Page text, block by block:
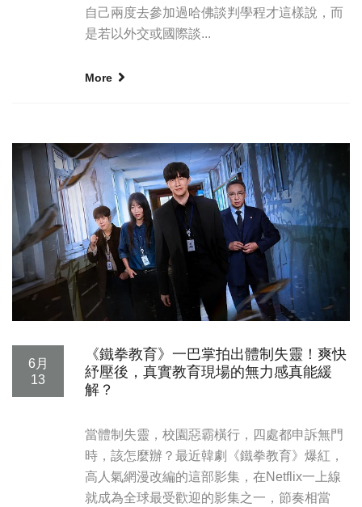
自己兩度去參加過哈佛談判學程才這樣說，而
是若以外交或國際談...
More
6月
13
《鐵拳教育》一巴掌拍出體制失靈！爽快
紓壓後，真實教育現場的無力感真能緩
解？
當體制失靈，校園惡霸橫行，四處都申訴無門
時，該怎麼辦？最近韓劇《鐵拳教育》爆紅，
高人氣網漫改編的這部影集，在Netflix一上線
就成為全球最受歡迎的影集之一，節奏相當